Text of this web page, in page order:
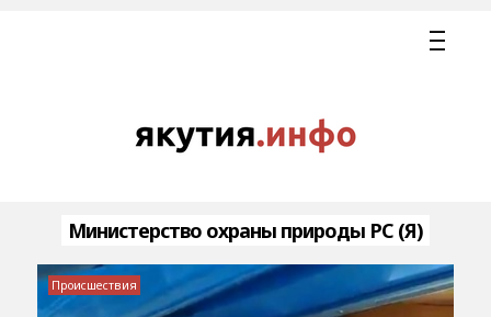
Министерство охраны природы РС (Я)
Происшествия